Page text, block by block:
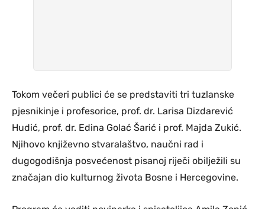
Tokom večeri publici će se predstaviti tri tuzlanske
pjesnikinje i profesorice, prof. dr. Larisa Dizdarević
Hudić, prof. dr. Edina Golać Šarić i prof. Majda Zukić.
Njihovo književno stvaralaštvo, naučni rad i
dugogodišnja posvećenost pisanoj riječi obilježili su
značajan dio kulturnog života Bosne i Hercegovine.